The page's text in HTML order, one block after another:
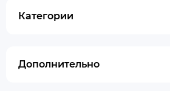
Категории
Дополнительно